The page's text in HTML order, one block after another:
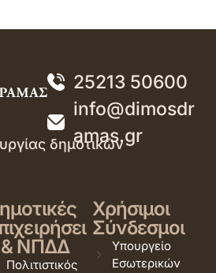
25213 50600
info@dimosdr
amas.gr
δημοτικών
& ΝΠΔΔ
Πολιτιστικός
Χρήσιμοι
Σύνδεσμοι
Υπουργείο
Εσωτερικών